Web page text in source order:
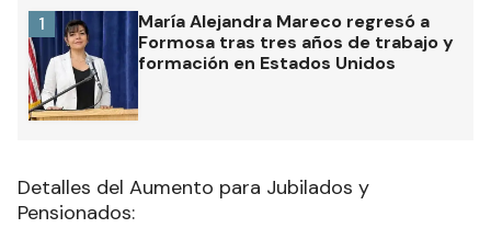
María Alejandra Mareco regresó a
Formosa tras tres años de trabajo y
formación en Estados Unidos
1
Detalles del Aumento para Jubilados y
Pensionados: